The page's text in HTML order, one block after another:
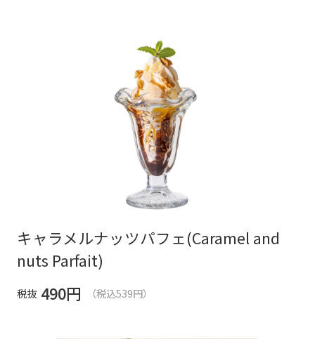
キャラメルナッツパフェ(Caramel and
nuts Parfait)
税抜 490円 （税込539円）